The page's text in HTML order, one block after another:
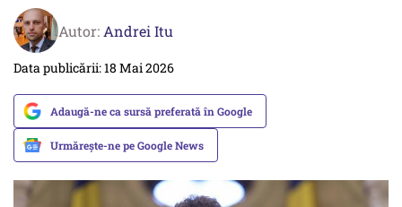
Autor: Andrei Itu
Data publicării: 18 Mai 2026
Adaugă-ne ca sursă preferată în Google
Urmărește-ne pe Google News